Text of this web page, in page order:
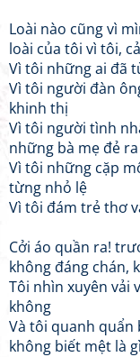
Loài nào cũng vì
loài của tôi vì tôi,
Vì tôi những ai đã
Vì tôi người đàn
khinh thị
Vì tôi người tình
những bà mẹ đẻ
Vì tôi những cặp
từng nhỏ lệ
Vì tôi đám trẻ thơ
Cởi áo quần ra!
không đáng chán,
Tôi nhìn xuyên vải
không
Và tôi quanh quẩn
không biết mệt là